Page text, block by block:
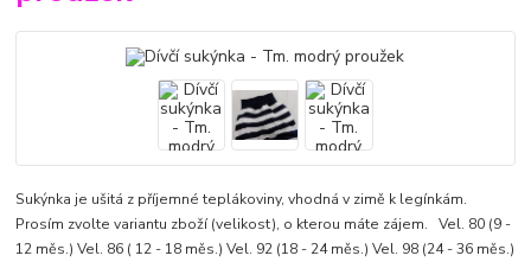
Sukýnka je ušitá z příjemné teplákoviny, vhodná v zimě k legínkám.
Prosím zvolte variantu zboží (velikost), o kterou máte zájem. Vel. 80 (9 -
12 měs.) Vel. 86 ( 12 - 18 měs.) Vel. 92 (18 - 24 měs.) Vel. 98 (24 - 36 měs.)